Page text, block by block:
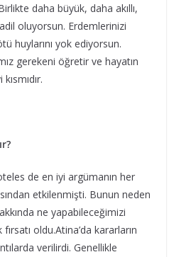
daha büyük, daha akıllı,
oluyorsun. Erdemlerinizi
huylarını yok ediyorsun.
gerekeni öğretir ve hayatın
de en iyi argümanın her
etkilenmişti. Bunun neden
ne yapabileceğimizi
oldu.Atina’da kararların
verilirdi. Genellikle